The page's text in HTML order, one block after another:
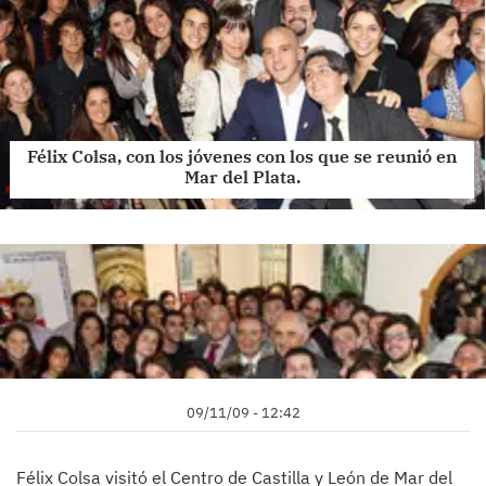
Félix Colsa, con los jóvenes con los que se reunió en
Mar del Plata.
09/11/09 - 12:42
Félix Colsa visitó el Centro de Castilla y León de Mar del